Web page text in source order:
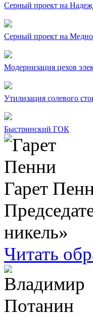
Серный проект на
Серный проект на
Модернизация цехов
Утилизация солевого
Быстринский ГОК
Гарет
никель»
Читать